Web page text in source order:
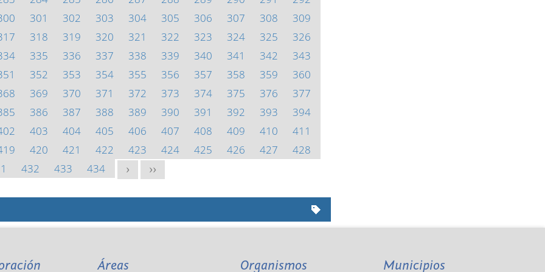
301 302 303 304 305 306 307 308
309
318 319 320 321 322 323 324 325
326
335 336 337 338 339 340 341 342
343
352 353 354 355 356 357 358 359
360
369 370 371 372 373 374 375 376
377
386 387 388 389 390 391 392 393
394
403 404 405 406 407 408 409 410
411
420 421 422 423 424 425 426 427
428
432 433 434 > >>
Áreas Organismos Municipios